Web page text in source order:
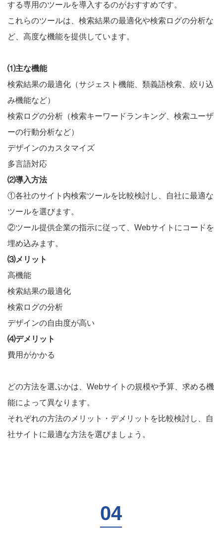
する専用のツールを導入するのがおすすめです。
これらのツールは、検索結果の最適化や検索ログの分析な
ど、高度な機能を提供しています。
⑴主な機能
検索結果の最適化（サジェスト機能、類義語検索、絞り込
み機能など）
検索ログの分析（検索キーワードランキング、検索ユーザ
ーの行動分析など）
デザインのカスタマイズ
多言語対応
⑵導入方法
①各社のサイト内検索ツールを比較検討し、自社に最適な
ツールを選びます。
②ツール提供企業の指示に従って、Webサイトにコードを
埋め込みます。
⑶メリット
高機能
検索結果の最適化
検索ログの分析
デザインの自由度が高い
⑷デメリット
費用がかかる
どの方法を選ぶかは、Webサイトの規模や予算、求める機
能によって異なります。
それぞれの方法のメリット・デメリットを比較検討し、自
社サイトに最適な方法を選びましょう。